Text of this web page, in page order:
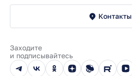
Контакты
Заходите
и подписывайтесь